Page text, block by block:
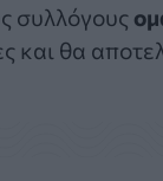
συλλόγους
και θα